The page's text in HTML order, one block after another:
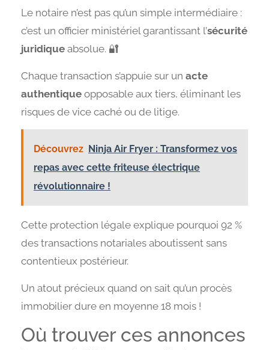
Le notaire n’est pas qu’un simple intermédiaire :
c’est un officier ministériel garantissant l’sécurité
juridique absolue. 🔐
Chaque transaction s’appuie sur un acte
authentique opposable aux tiers, éliminant les
risques de vice caché ou de litige.
Découvrez Ninja Air Fryer : Transformez vos
repas avec cette friteuse électrique
révolutionnaire !
Cette protection légale explique pourquoi 92 %
des transactions notariales aboutissent sans
contentieux postérieur.
Un atout précieux quand on sait qu’un procès
immobilier dure en moyenne 18 mois !
Où trouver ces annonces